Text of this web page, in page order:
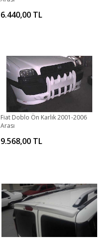
6.440,00 TL
Fiat Doblo Ön Karlık 2001-2006
Arası
9.568,00 TL